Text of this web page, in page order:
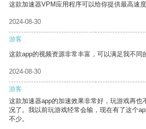
这款加速器VPM应用程序可以给你提供最高速度
2024-08-30
游客
这款app的视频资源非常丰富，可以满足我不同
2024-08-30
游客
这款加速器app的加速效果非常好，玩游戏再也
况了。我以前玩游戏经常会输，现在有了这个
不少。